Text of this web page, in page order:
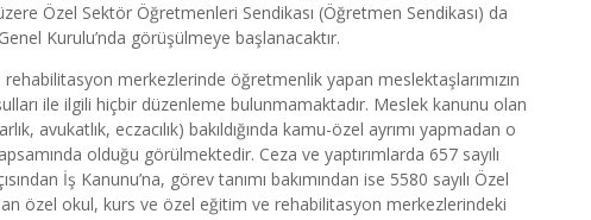
Özel Sektör Öğretmenleri Sendikası (Öğretmen Sendikası) da
Kurulu’nda görüşülmeye başlanacaktır.
merkezlerinde öğretmenlik yapan meslektaşlarımızın
ile ilgili hiçbir düzenleme bulunmamaktadır. Meslek kanunu olan
avukatlık, eczacılık) bakıldığında kamu-özel ayrımı yapmadan o
olduğu görülmektedir. Ceza ve yaptırımlarda 657 sayılı
İş Kanunu’na, görev tanımı bakımından ise 5580 sayılı Özel
özel okul, kurs ve özel eğitim ve rehabilitasyon merkezlerindeki